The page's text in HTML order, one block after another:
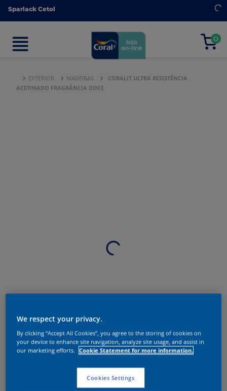
Sparlack Cetol
0
Sparlack Cetol
0
EXTERIOR MADEIRAS
CORALIT ULTRA RESISTÊNCIA
ACETINADO FRAGRÂNCIA DOCE
We respect your privacy.
By clicking “Accept All Cookies”, you agree to the storing of cookies on
your device to enhance site navigation, analyze site usage, and assist in
our marketing efforts.
Cookie Statement for more information.
Cookies Settings